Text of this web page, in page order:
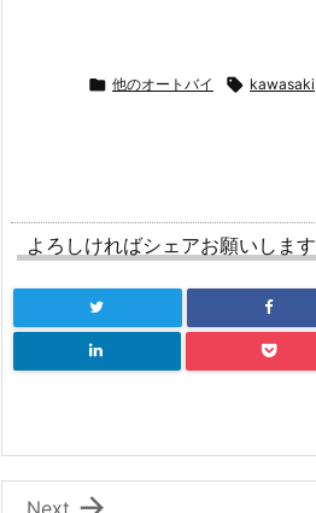
 他のオートバイ  kawasaki
よろしければシェアお願いします
Next